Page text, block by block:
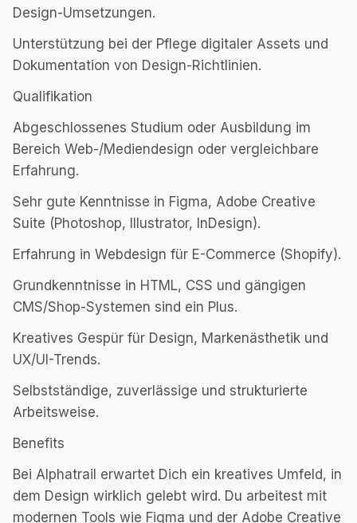
Design-Umsetzungen.
Unterstützung bei der Pflege digitaler Assets und
Dokumentation von Design-Richtlinien.
Qualifikation
Abgeschlossenes Studium oder Ausbildung im
Bereich Web-/Mediendesign oder vergleichbare
Erfahrung.
Sehr gute Kenntnisse in Figma, Adobe Creative
Suite (Photoshop, Illustrator, InDesign).
Erfahrung in Webdesign für E-Commerce (Shopify).
Grundkenntnisse in HTML, CSS und gängigen
CMS/Shop-Systemen sind ein Plus.
Kreatives Gespür für Design, Markenästhetik und
UX/UI-Trends.
Selbstständige, zuverlässige und strukturierte
Arbeitsweise.
Benefits
Bei Alphatrail erwartet Dich ein kreatives Umfeld, in
dem Design wirklich gelebt wird. Du arbeitest mit
modernen Tools wie Figma und der Adobe Creative